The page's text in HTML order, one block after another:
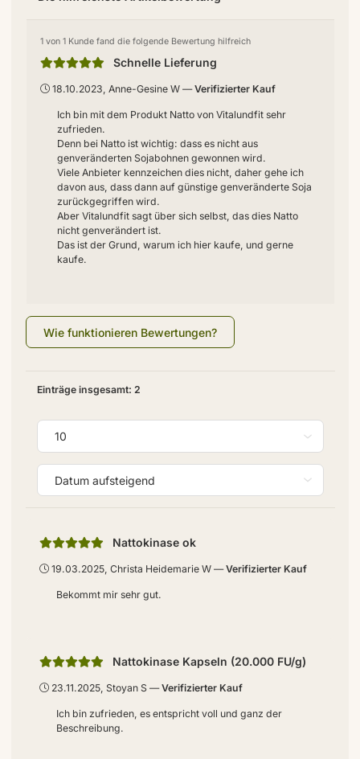
1 von 1 Kunde fand die folgende Bewertung hilfreich
Schnelle Lieferung
18.10.2023, Anne-Gesine W Verifizierter Kauf
Ich bin mit dem Produkt Natto von Vitalundfit sehr
zufrieden.
Denn bei Natto ist wichtig: dass es nicht aus
genveränderten Sojabohnen gewonnen wird.
Viele Anbieter kennzeichen dies nicht, daher gehe ich
davon aus, dass dann auf günstige genveränderte Soja
zurückgegriffen wird.
Aber Vitalundfit sagt über sich selbst, das dies Natto
nicht genverändert ist.
Das ist der Grund, warum ich hier kaufe, und gerne
kaufe.
Wie funktionieren Bewertungen?
Einträge insgesamt: 2
Nattokinase ok
19.03.2025, Christa Heidemarie W Verifizierter Kauf
Bekommt mir sehr gut.
Nattokinase Kapseln (20.000 FU/g)
23.11.2025, Stoyan S Verifizierter Kauf
Ich bin zufrieden, es entspricht voll und ganz der
Beschreibung.